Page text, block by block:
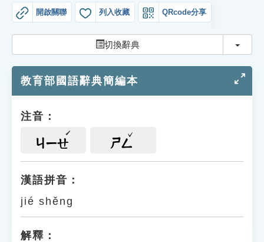
成語故事
索引選單
單字索引
遊戲專區
貓頭鷹博士
開啟關聯 列入收藏 QRcode分享
切換辭典 切換
教育部國語辭典簡編本
注音：
ㄐㄧㄝ ㄕㄥ
漢語拼音：
jié shěng
解釋：